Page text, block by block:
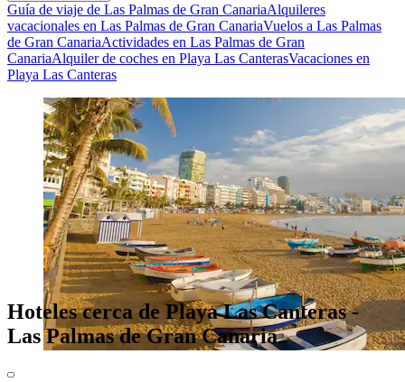
Guía de viaje de Las Palmas de Gran CanariaAlquileres
vacacionales en Las Palmas de Gran CanariaVuelos a Las Palmas
de Gran CanariaActividades en Las Palmas de Gran
CanariaAlquiler de coches en Playa Las CanterasVacaciones en
Playa Las Canteras
Hoteles cerca de Playa Las Canteras -
Las Palmas de Gran Canaria